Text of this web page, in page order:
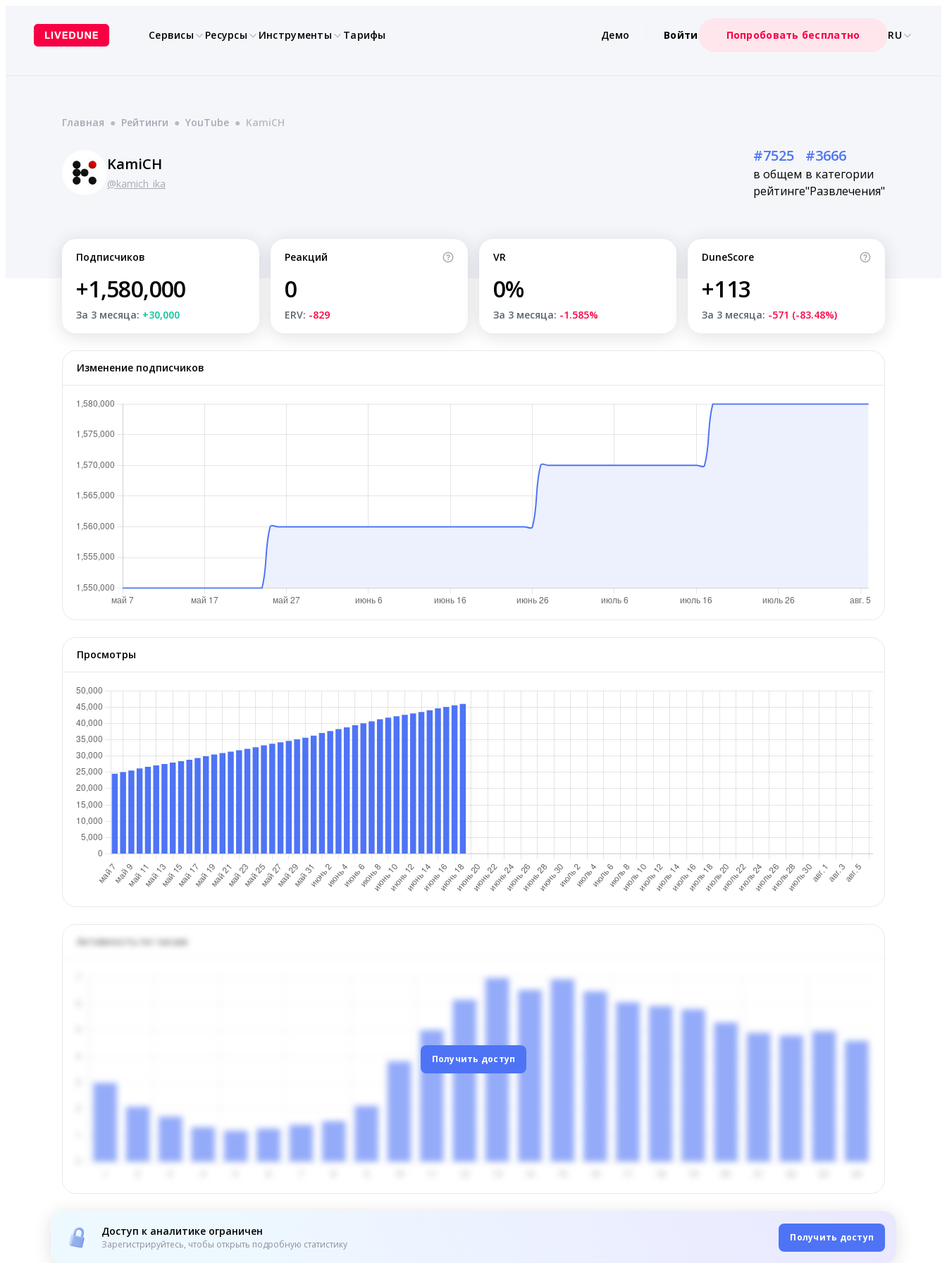
содержимому
Сервисы Ресурсы Инструменты Тарифы Демо Войти Попробовать бесплатно RU
Главная ● Рейтинги ● YouTube ● KamiCH
KamiCH
@kamich_ika
#7525
в общем
рейтинге
#3666
в категории
"Развлечения"
Подписчиков
+1,580,000
За 3 месяца: +30,000
Реакций
0
ERV: -829
VR
0%
За 3 месяца: -1.585%
DuneScore
+113
За 3 месяца: -571 (-83.48%)
Изменение подписчиков
Просмотры
Активность по часам
Получить доступ
Доступ к аналитике ограничен
Зарегистрируйтесь, чтобы открыть подробную статистику
Получить доступ